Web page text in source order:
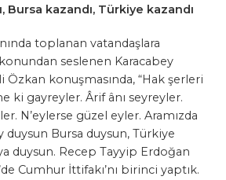
Bursa kazandı, Türkiye kazandı
toplanan vatandaşlara
seslenen Karacabey
Özkan konuşmasında, “Hak şerleri
ki gayreyler. Ârif ânı seyreyler.
N’eylerse güzel eyler. Aramızda
duysun Bursa duysun, Türkiye
duysun. Recep Tayyip Erdoğan
Cumhur İttifakı’nı birinci yaptık.